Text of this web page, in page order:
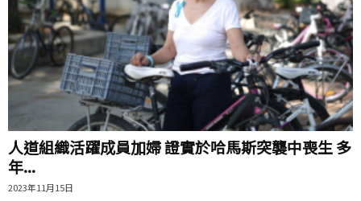
人道組織活躍成員加婦 證實於哈馬斯突襲中喪生 多
年...
2023年11月15日